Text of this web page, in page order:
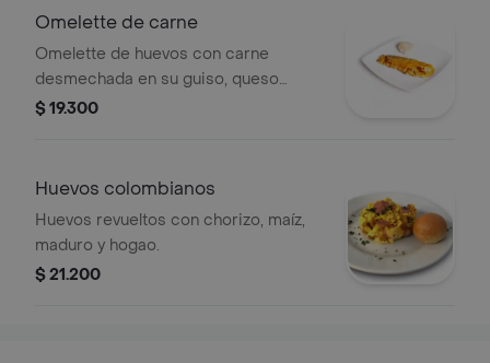
Omelette de carne
Omelette de huevos con carne
desmechada en su guiso, queso
mozzarella y arepa o pan.
$ 19.300
Huevos colombianos
Huevos revueltos con chorizo, maíz,
maduro y hogao.
$ 21.200